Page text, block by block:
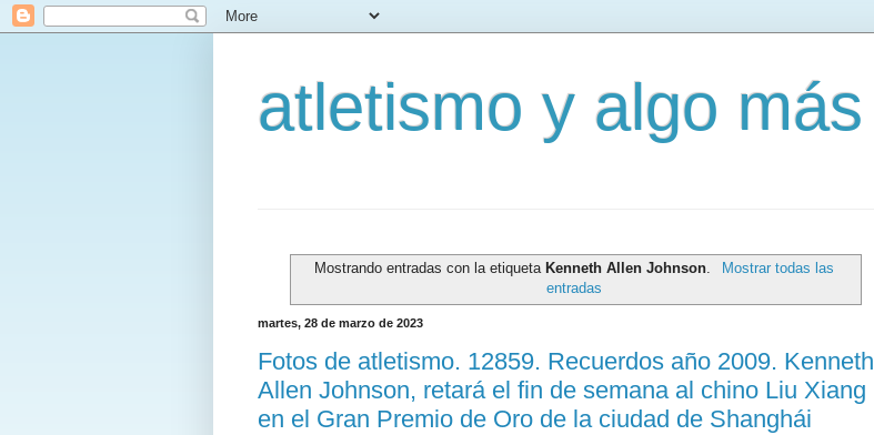
atletismo y algo más
Mostrando entradas con la etiqueta Kenneth Allen Johnson
Mostrar todas las
entradas
martes, 28 de marzo de 2023
Fotos de atletismo. 12859. Recuerdos año 2009. Kenneth
Allen Johnson, retará el fin de semana al chino Liu Xiang
en el Gran Premio de Oro de la ciudad de Shanghái